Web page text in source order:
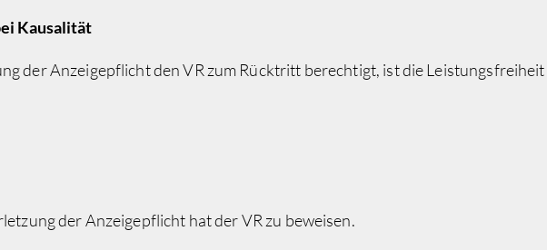
Kausalität
der Anzeigepflicht den VR zum Rücktritt berechtigt, ist die
der Anzeigepflicht hat der VR zu beweisen.